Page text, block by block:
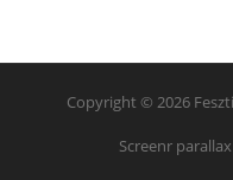
Copyright © 2026
Screenr